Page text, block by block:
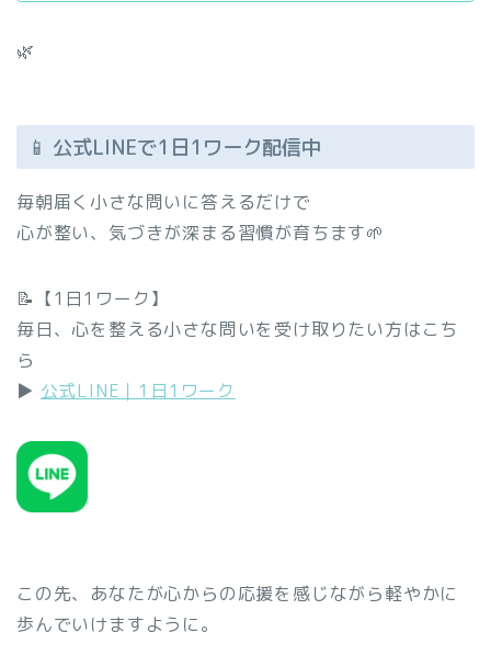
🌿
📱 公式LINEで1日1ワーク配信中
毎朝届く小さな問いに答えるだけで
心が整い、気づきが深まる習慣が育ちます🌱
📝【1日1ワーク】
毎日、心を整える小さな問いを受け取りたい方はこち
ら
▶︎ 公式LINE｜1日1ワーク
この先、あなたが心からの応援を感じながら軽やかに
歩んでいけますように。